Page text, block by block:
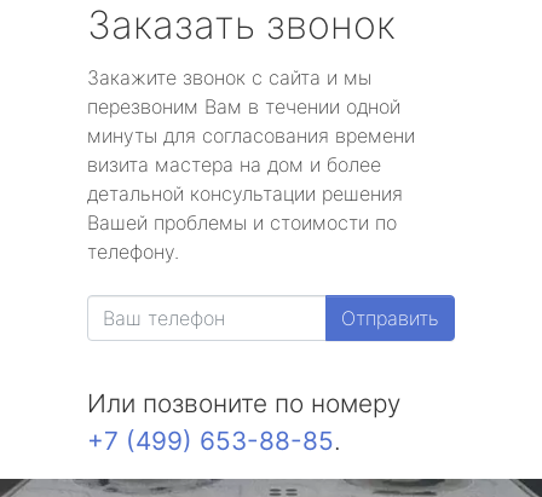
Заказать звонок
Закажите звонок с сайта и мы
перезвоним Вам в течении одной
минуты для согласования времени
визита мастера на дом и более
детальной консультации решения
Вашей проблемы и стоимости по
телефону.
Отправить
Или позвоните по номеру
+7 (499) 653-88-85.